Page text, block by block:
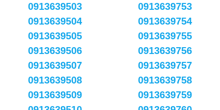
0913639503
0913639504
0913639505
0913639506
0913639507
0913639508
0913639509
0913639753
0913639754
0913639755
0913639756
0913639757
0913639758
0913639759